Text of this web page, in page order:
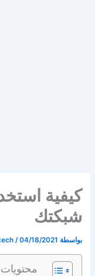
شبكتك
بواسطة /04/18/2021
محتويات